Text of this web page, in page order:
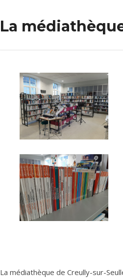
La
La médiathèque de Creully-sur-